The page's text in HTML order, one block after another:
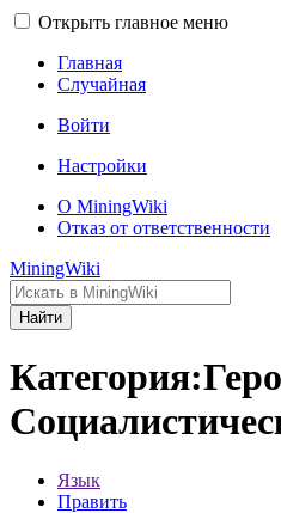
Открыть главное меню
Главная
Случайная
Войти
Настройки
О MiningWiki
Отказ от ответственности
MiningWiki
Найти
Язык
Править